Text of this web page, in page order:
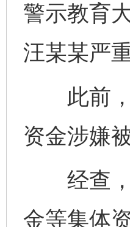
警示教育
汪某某严
此前，
资金涉嫌
经查，
金等集体